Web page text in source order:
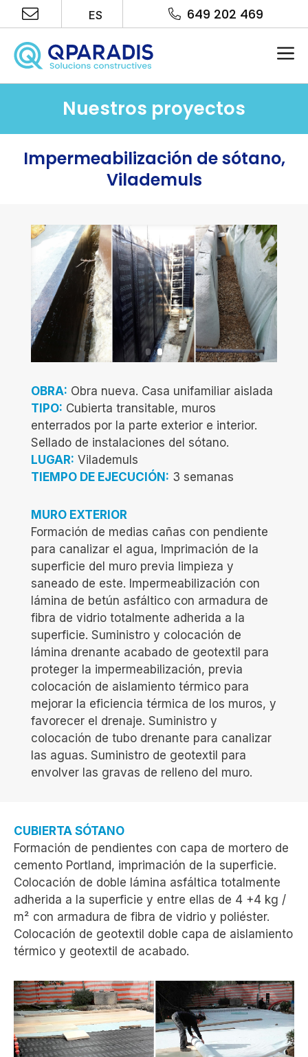
Saltar
al
contenido
ES 649 202 469
Nuestros proyectos
Impermeabilización de sótano,
Vilademuls
OBRA: Obra nueva. Casa unifamiliar aislada
TIPO: Cubierta transitable, muros
enterrados por la parte exterior e interior.
Sellado de instalaciones del sótano.
LUGAR: Vilademuls
TIEMPO DE EJECUCIÓN: 3 semanas
MURO EXTERIOR
Formación de medias cañas con pendiente
para canalizar el agua, Imprimación de la
superficie del muro previa limpieza y
saneado de este. Impermeabilización con
lámina de betún asfáltico con armadura de
fibra de vidrio totalmente adherida a la
superficie. Suministro y colocación de
lámina drenante acabado de geotextil para
proteger la impermeabilización, previa
colocación de aislamiento térmico para
mejorar la eficiencia térmica de los muros, y
favorecer el drenaje. Suministro y
colocación de tubo drenante para canalizar
las aguas. Suministro de geotextil para
envolver las gravas de relleno del muro.
CUBIERTA SÓTANO
Formación de pendientes con capa de mortero de
cemento Portland, imprimación de la superficie.
Colocación de doble lámina asfáltica totalmente
adherida a la superficie y entre ellas de 4 +4 kg /
m² con armadura de fibra de vidrio y poliéster.
Colocación de geotextil doble capa de aislamiento
térmico y geotextil de acabado.